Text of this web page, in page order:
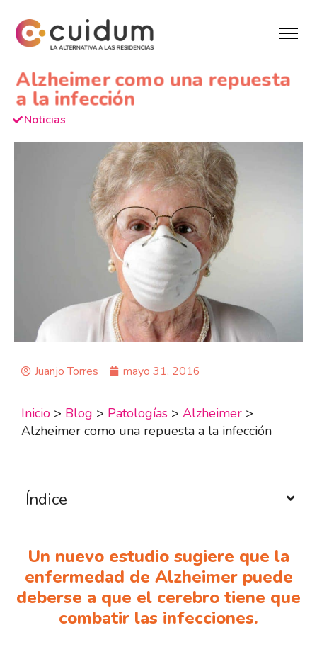
Alzheimer como una repuesta
a la infección
Noticias
Juanjo Torres mayo 31, 2016
Inicio > Blog > Patologías > Alzheimer >
Alzheimer como una repuesta a la infección
Índice
Un nuevo estudio sugiere que la
enfermedad de Alzheimer puede
deberse a que el cerebro tiene que
combatir las infecciones.